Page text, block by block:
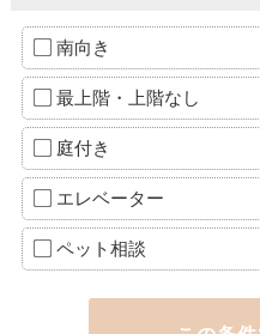
南向き
最上階・上階なし
庭付き
エレベーター
ペット相談